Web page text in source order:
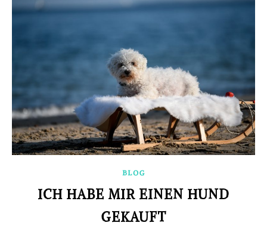
BLOG
ICH HABE MIR EINEN HUND
GEKAUFT